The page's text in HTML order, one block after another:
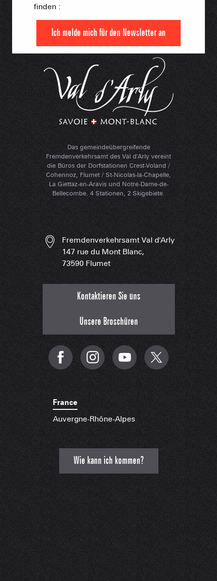
Das gemeindeübergreifende
Fremdenverkehrsamt des Val d'Arly vereint
die Büros der Dorfstationen Crest-Voland /
Cohennoz, Flumet / St-Nicolas-la-Chapelle,
La Giettaz-en-Aravis und Notre-Dame-de-
Bellecombe. 4 Stationen, 2 Skigebiete.
finden :
Ich melde mich für den Newsletter an
Fremdenverkehrsamt Val d'Arly
147 rue du Mont Blanc,
73590 Flumet
Kontaktieren Sie uns
Unsere Broschüren
France
Auvergne-Rhône-Alpes
Wie kann ich kommen?